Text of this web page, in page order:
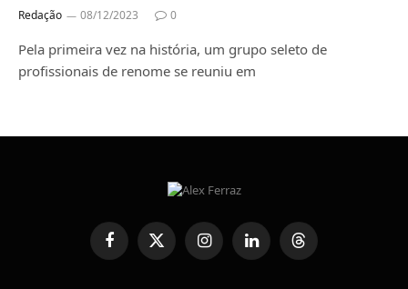
Redação 08/12/2023 0
Pela primeira vez na história, um grupo seleto de
profissionais de renome se reuniu em
FacebookX
(Twitter)
InstagramLinkedInThreads